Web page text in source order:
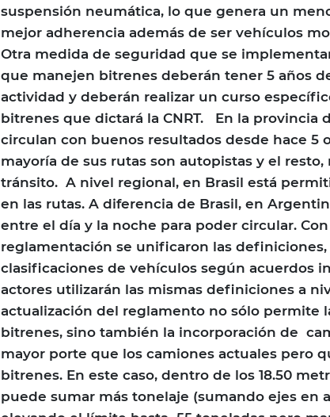
suspensión neumática, lo que genera un
mejor adherencia además de ser vehículos
Otra medida de seguridad que se
que manejen bitrenes deberán tener 5 años
actividad y deberán realizar un curso
bitrenes que dictará la CNRT. En la provincia
circulan con buenos resultados desde hace 5
mayoría de sus rutas son autopistas y el
tránsito. A nivel regional, en Brasil está
en las rutas. A diferencia de Brasil, en
entre el día y la noche para poder circular.
reglamentación se unificaron las
clasificaciones de vehículos según acuerdos
actores utilizarán las mismas definiciones a
actualización del reglamento no sólo permite
bitrenes, sino también la incorporación de
mayor porte que los camiones actuales pero
bitrenes. En este caso, dentro de los 18.50
puede sumar más tonelaje (sumando ejes en